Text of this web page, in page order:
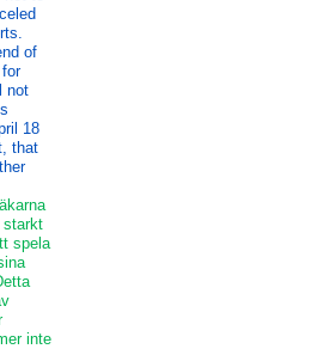
of
not
18
that
starkt
spela
inte